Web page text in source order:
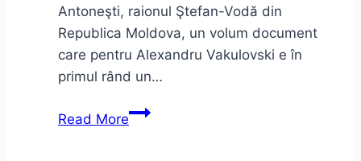
Antoneşti, raionul Ştefan-Vodă din
Republica Moldova, un volum document
care pentru Alexandru Vakulovski e în
primul rând un…
Read MoreAlexandru